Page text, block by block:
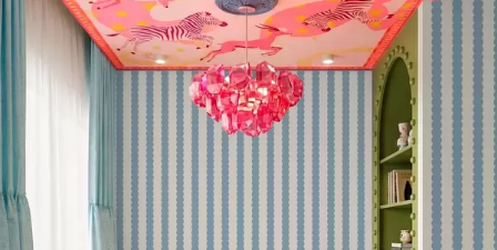
обрадом лакова могу се очистити
водом.
Метод примене Беспрекорна апликација
Доступни материјали
Standard